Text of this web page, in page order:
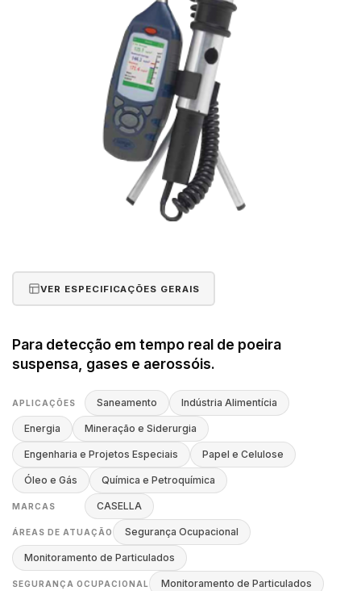
VER ESPECIFICAÇÕES GERAIS
Para detecção em tempo real de poeira
suspensa, gases e aerossóis.
APLICAÇÕES Saneamento Indústria Alimentícia
Energia Mineração e Siderurgia
Engenharia e Projetos Especiais Papel e Celulose
Óleo e Gás Química e Petroquímica
MARCAS CASELLA
ÁREAS DE ATUAÇÃO Segurança Ocupacional
Monitoramento de Particulados
SEGURANÇA OCUPACIONAL Monitoramento de Particulados